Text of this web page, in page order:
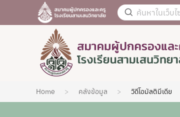
Home คลังข้อมูล วิดีโอมัลติมีเดีย